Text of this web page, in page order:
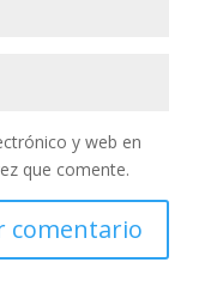
y web en
que comente.